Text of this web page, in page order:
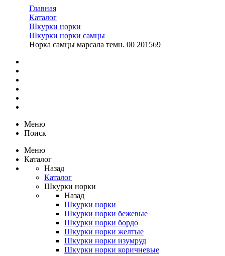
Главная
Каталог
Шкурки норки
Шкурки норки самцы
Норка самцы марсала темн. 00 201569
Меню
Поиск
Меню
Каталог
Назад
Каталог
Шкурки норки
Назад
Шкурки норки
Шкурки норки бежевые
Шкурки норки бордо
Шкурки норки желтые
Шкурки норки изумруд
Шкурки норки коричневые